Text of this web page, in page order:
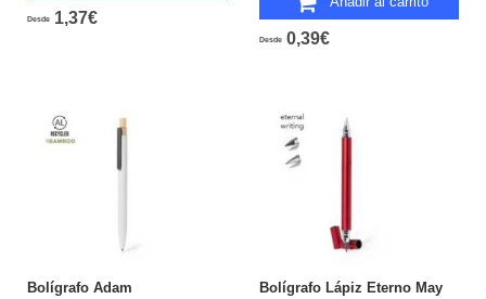
Desde 1,37€
Desde 0,39€
Bolígrafo Adam Bolígrafo Lápiz Eterno May